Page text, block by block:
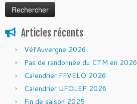
Articles récents
Vél’Auvergne 2026
Pas de randonnée du CTM en 2026
Calendrier FFVELO 2026
Calendrier UFOLEP 2026
Fin de saison 2025